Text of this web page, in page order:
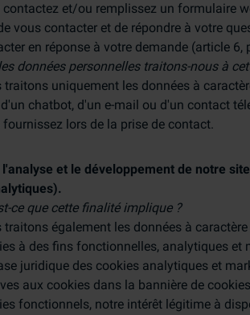
contactez et/ou remplissez un formulaire
vous contacter et de répondre à votre
en réponse à votre demande (article 6,
données personnelles traitons-nous à
traitons uniquement les données à
chatbot, d'un e-mail ou d'un contact
fournissez lors de la prise de contact.
l'analyse et le développement de notre
ce que cette finalité implique ?
traitons également les données à
à des fins fonctionnelles, analytiques
juridique des cookies analytiques et
aux cookies dans la bannière de
fonctionnels, notre intérêt légitime à